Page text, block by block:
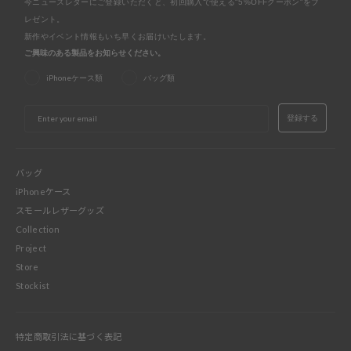
今ニュースレターにご登録いただくと、初回購入で使える"5%OFFクーポン"をプ
レゼント。
新作やイベント情報もいち早くお届けいたします。
ご興味のある製品をお知らせください。
iPhoneケース類 バッグ類
登録する
バッグ
iPhoneケース
スモールレザーグッズ
Collection
Project
Store
Stockist
特定商取引法に基づく表記